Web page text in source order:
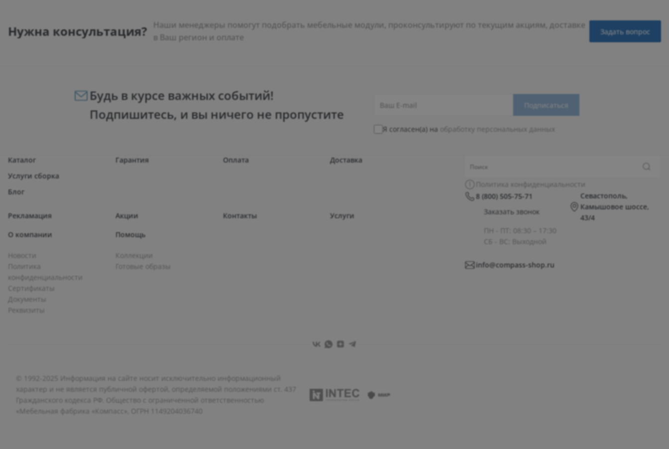
Нужна консультация?
Наши менеджеры помогут подобрать мебельные модули, проконсультируют по текущим акциям, доставке
в Ваш регион и оплате
Задать вопрос
Будь в курсе важных событий!
Подпишитесь, и вы ничего не пропустите
Подписаться
Я согласен(а) на обработку персональных данных
Каталог
Услуги сборка
Блог
Гарантия Оплата Доставка
Рекламация Акции Контакты
Услуги
О компании
Новости
Политика
конфиденциальности
Сертификаты
Документы
Реквизиты
Помощь
Коллекции
Готовые образы
Политика конфиденциальности
8 (800) 505-75-71
Заказать звонок
ПН - ПТ: 08:30 – 17:30
СБ - ВС: Выходной
Севастополь,
Камышовое шоссе,
43/4
info@compass-shop.ru
© 1992-2025 Информация на сайте носит исключительно информационный
характер и не является публичной офертой, определяемой положениями ст. 437
Гражданского кодекса РФ. Общество с ограниченной ответственностью
«Мебельная фабрика «Компасс», ОГРН 1149204036740